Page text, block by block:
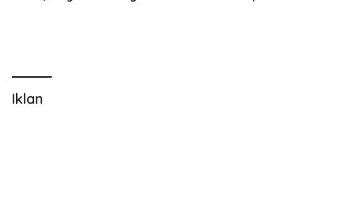
Iklan